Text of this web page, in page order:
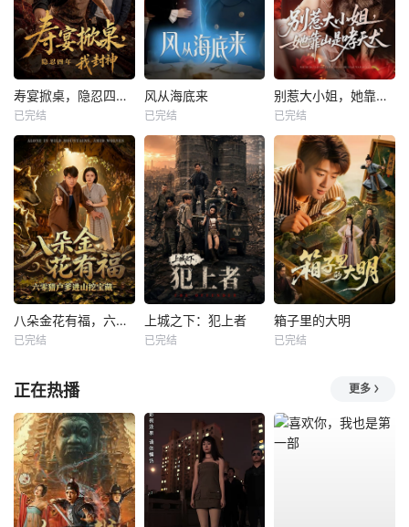
寿宴掀桌，隐忍四年我封神
已完结
风从海底来
已完结
别惹大小姐，她靠山是哮天犬
已完结
八朵金花有福，六零猎户爹进山挖宝藏
已完结
上城之下：犯上者
已完结
箱子里的大明
已完结
正在热播 更多